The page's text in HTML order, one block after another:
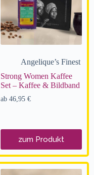
Angelique’s Finest
Strong Women Kaffee
Set – Kaffee & Bildband
ab 46,95 €
zum Produkt